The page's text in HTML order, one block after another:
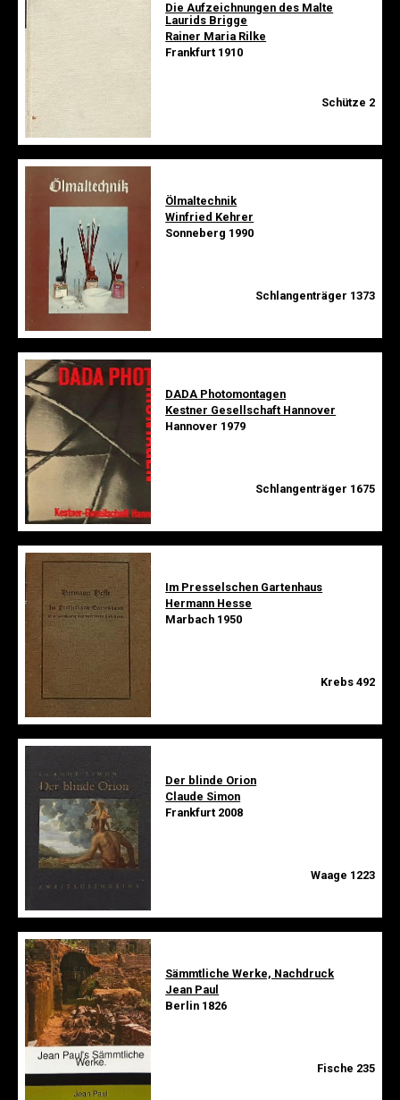
Die Aufzeichnungen des Malte
Laurids Brigge
Rainer Maria Rilke
Frankfurt 1910
Schütze 2
Ölmaltechnik
Winfried Kehrer
Sonneberg 1990
Schlangenträger 1373
DADA Photomontagen
Kestner Gesellschaft Hannover
Hannover 1979
Schlangenträger 1675
Im Presselschen Gartenhaus
Hermann Hesse
Marbach 1950
Krebs 492
Der blinde Orion
Claude Simon
Frankfurt 2008
Waage 1223
Sämmtliche Werke, Nachdruck
Jean Paul
Berlin 1826
Fische 235